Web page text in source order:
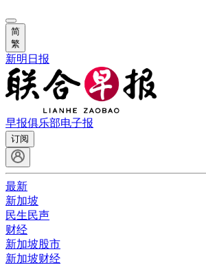
简
繁
新明日报
早报俱乐部电子报
订阅
最新
新加坡
民生民声
财经
新加坡股市
新加坡财经